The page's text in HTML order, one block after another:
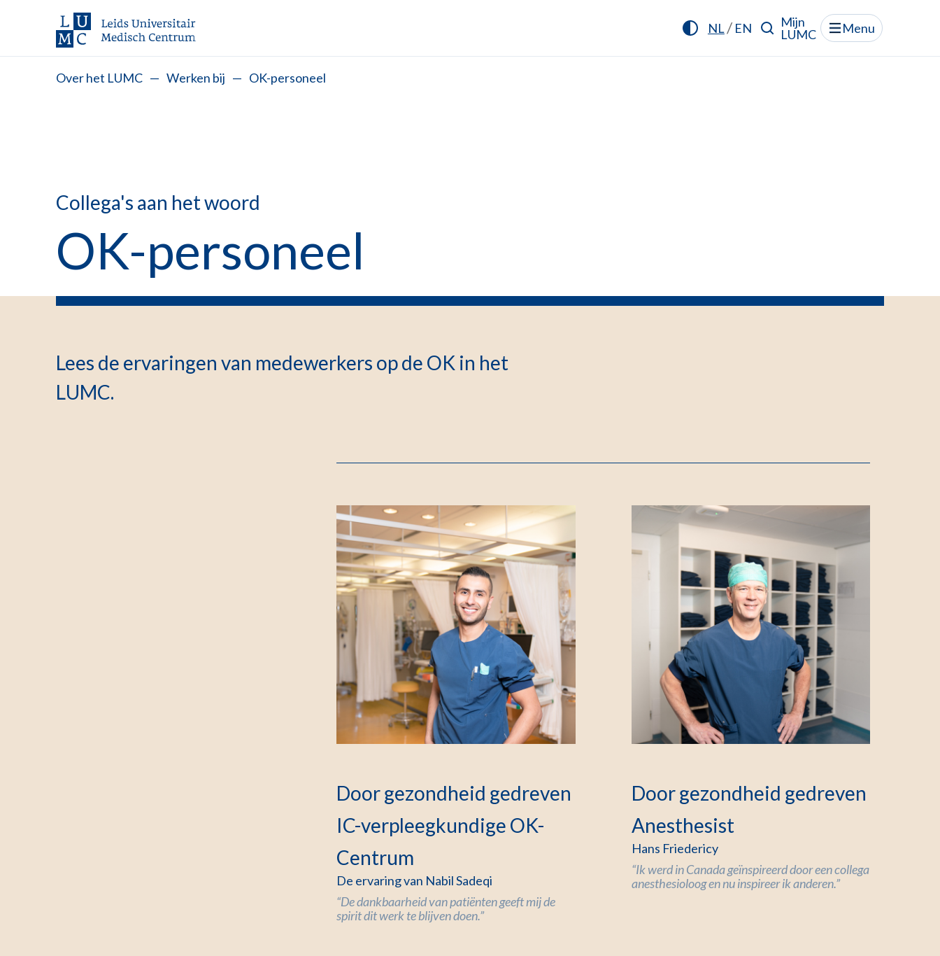
NL/ EN
Mijn
LUMC
Menu
Over het LUMC — Werken bij — OK-personeel
Collega's aan het woord
OK-personeel
Lees de ervaringen van medewerkers op de OK in het
LUMC.
Door gezondheid gedreven
IC-verpleegkundige OK-
Centrum
De ervaring van Nabil Sadeqi
“De dankbaarheid van patiënten geeft mij de
spirit dit werk te blijven doen.”
Door gezondheid gedreven
Anesthesist
Hans Friedericy
“Ik werd in Canada geïnspireerd door een collega
anesthesioloog en nu inspireer ik anderen.”